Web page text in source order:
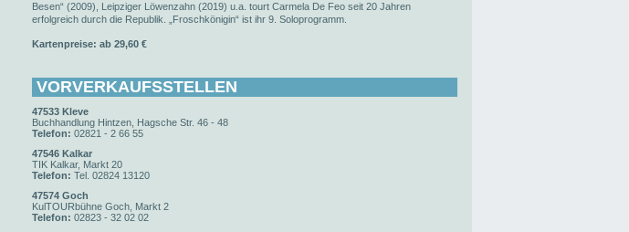
Besen“ (2009), Leipziger Löwenzahn (2019) u.a. tourt Carmela De Feo seit 20 Jahren
erfolgreich durch die Republik. „Froschkönigin“ ist ihr 9. Soloprogramm.
Kartenpreise: ab 29,60 €
VORVERKAUFSSTELLEN
47533 Kleve
Buchhandlung Hintzen, Hagsche Str. 46 - 48
Telefon: 02821 - 2 66 55
47546 Kalkar
TIK Kalkar, Markt 20
Telefon: Tel. 02824 13120
47574 Goch
KulTOURbühne Goch, Markt 2
Telefon: 02823 - 32 02 02